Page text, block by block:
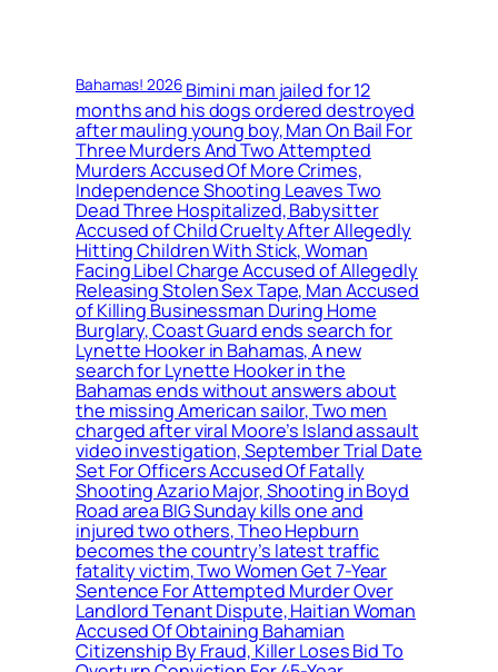
Bahamas! 2026Bimini man jailed for 12
months and his dogs ordered destroyed
after mauling young boy, Man On Bail For
Three Murders And Two Attempted
Murders Accused Of More Crimes,
Independence Shooting Leaves Two
Dead Three Hospitalized, Babysitter
Accused of Child Cruelty After Allegedly
Hitting Children With Stick, Woman
Facing Libel Charge Accused of Allegedly
Releasing Stolen Sex Tape, Man Accused
of Killing Businessman During Home
Burglary, Coast Guard ends search for
Lynette Hooker in Bahamas, A new
search for Lynette Hooker in the
Bahamas ends without answers about
the missing American sailor, Two men
charged after viral Moore’s Island assault
video investigation, September Trial Date
Set For Officers Accused Of Fatally
Shooting Azario Major, Shooting in Boyd
Road area BIG Sunday kills one and
injured two others, Theo Hepburn
becomes the country’s latest traffic
fatality victim, Two Women Get 7-Year
Sentence For Attempted Murder Over
Landlord Tenant Dispute, Haitian Woman
Accused Of Obtaining Bahamian
Citizenship By Fraud, Killer Loses Bid To